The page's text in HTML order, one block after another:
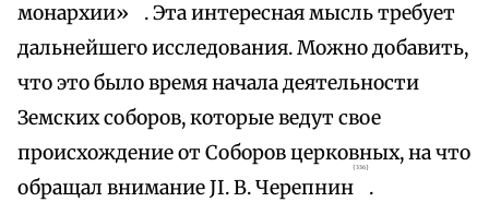
монархии»
. Эта интересная мысль требует
дальнейшего исследования. Можно добавить,
что это было время начала деятельности
Земских соборов, которые ведут свое
происхождение от Соборов церковных, на что
обращал внимание JI. В. Черепнин
{336}
.